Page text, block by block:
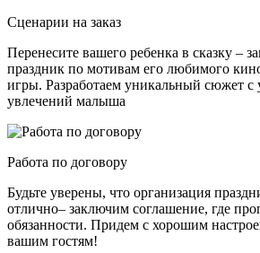
Сценарии на заказ
Перенесите вашего ребенка в сказку –
праздник по мотивам его любимого
игры. Разработаем уникальный сюжет с
увлечений малыша
Работа по договору
Будьте уверены, что организация
отлично– заключим соглашение, где
обязанности. Придем с хорошим
вашим гостям!